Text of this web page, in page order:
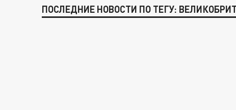
ПОСЛЕДНИЕ НОВОСТИ ПО ТЕГУ: